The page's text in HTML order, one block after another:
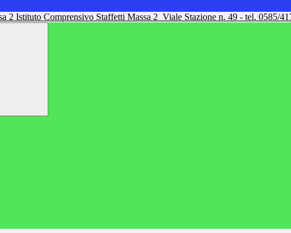
Istituto Comprensivo Staffetti Massa 2 Viale Stazione n. 49 - tel. 0585/